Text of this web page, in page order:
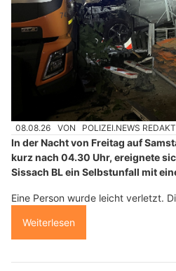
08.08.26 VON POLIZEI.NEWS
In der Nacht von Freitag auf
kurz nach 04.30 Uhr, ereignete
Sissach BL ein Selbstunfall mit
Eine Person wurde leicht verletzt.
Weiterlesen